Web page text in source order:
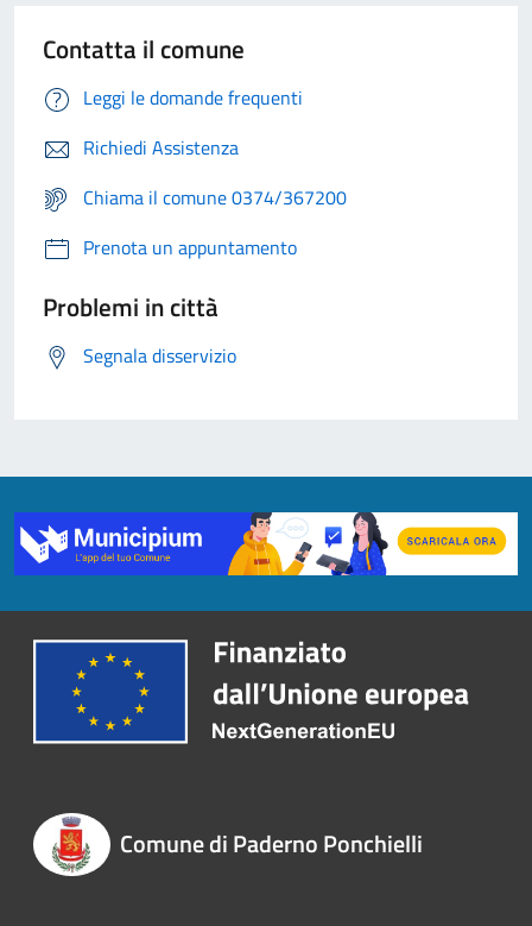
Contatta il comune
Leggi le domande frequenti
Richiedi Assistenza
Chiama il comune 0374/367200
Prenota un appuntamento
Problemi in città
Segnala disservizio
Comune di Paderno Ponchielli